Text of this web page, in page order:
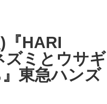
『HARI
ズミとウサギ
東急ハンズ